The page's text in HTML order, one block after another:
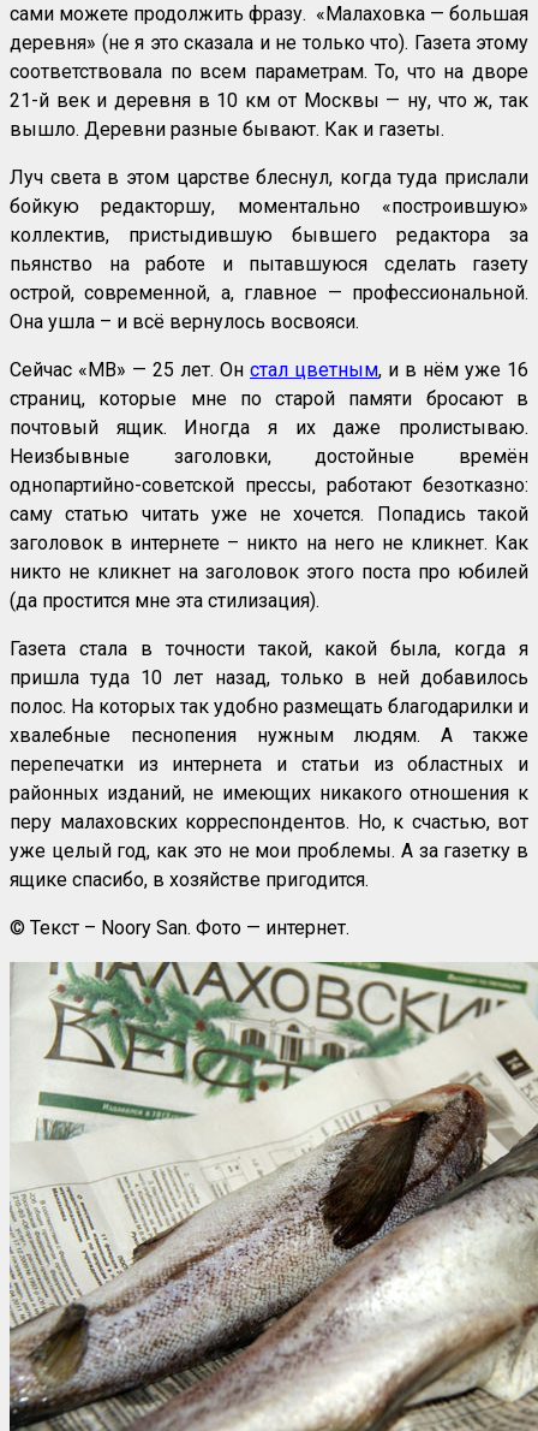
сами можете продолжить фразу. «Малаховка — большая
деревня» (не я это сказала и не только что). Газета этому
соответствовала по всем параметрам. То, что на дворе
21-й век и деревня в 10 км от Москвы — ну, что ж, так
вышло. Деревни разные бывают. Как и газеты.
Луч света в этом царстве блеснул, когда туда прислали
бойкую редакторшу, моментально «построившую»
коллектив, пристыдившую бывшего редактора за
пьянство на работе и пытавшуюся сделать газету
острой, современной, а, главное — профессиональной.
Она ушла – и всё вернулось восвояси.
Сейчас «МВ» — 25 лет. Он стал цветным, и в нём уже 16
страниц, которые мне по старой памяти бросают в
почтовый ящик. Иногда я их даже пролистываю.
Неизбывные заголовки, достойные времён
однопартийно-советской прессы, работают безотказно:
саму статью читать уже не хочется. Попадись такой
заголовок в интернете – никто на него не кликнет. Как
никто не кликнет на заголовок этого поста про юбилей
(да простится мне эта стилизация).
Газета стала в точности такой, какой была, когда я
пришла туда 10 лет назад, только в ней добавилось
полос. На которых так удобно размещать благодарилки и
хвалебные песнопения нужным людям. А также
перепечатки из интернета и статьи из областных и
районных изданий, не имеющих никакого отношения к
перу малаховских корреспондентов. Но, к счастью, вот
уже целый год, как это не мои проблемы. А за газетку в
ящике спасибо, в хозяйстве пригодится.
© Текст – Noory San. Фото — интернет.